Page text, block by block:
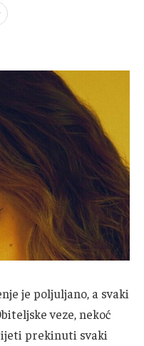
je poljuljano, a svaki
veze, nekoć
prekinuti svaki